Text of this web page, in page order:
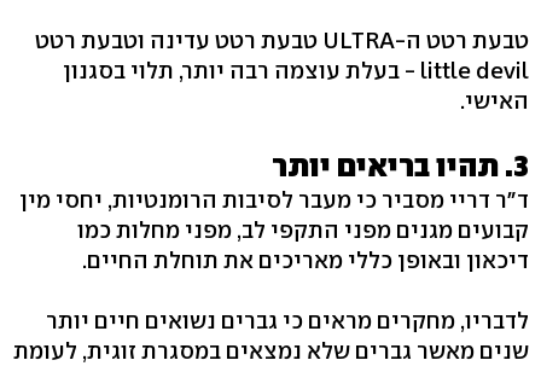
טבעת רטט ה-ULTRA טבעת רטט עדינה וטבעת רטט
little devil - בעלת עוצמה רבה יותר, תלוי בסגנון
האישי.
3. תהיו בריאים יותר
ד"ר דריי מסביר כי מעבר לסיבות הרומנטיות, יחסי מין
קבועים מגנים מפני התקפי לב, מפני מחלות כמו
דיכאון ובאופן כללי מאריכים את תוחלת החיים.
לדבריו, מחקרים מראים כי גברים נשואים חיים יותר
שנים מאשר גברים שלא נמצאים במסגרת זוגית, לעומת